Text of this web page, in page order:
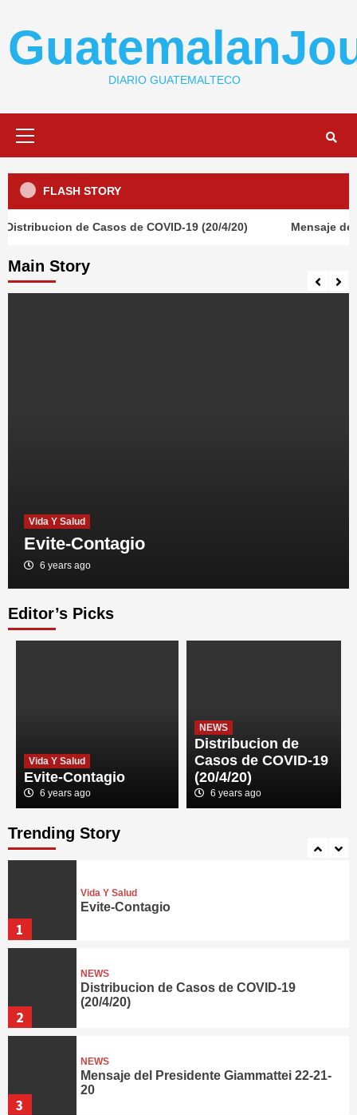
content
DIARIO GUATEMALTECO
FLASH STORY
de Casos de COVID-19 (20/4/20) Mensaje del
Main Story
Vida Y Salud
Evite-Contagio
6 years ago
Editor’s Picks
Vida Y Salud
Evite-Contagio
6 years ago
NEWS
Distribucion de
Casos de COVID-19
(20/4/20)
6 years ago
Trending Story
NEWS
Cuidar la salud es imprescindible
5
1
Vida Y Salud
Evite-Contagio
2
NEWS
Distribucion de Casos de COVID-19
(20/4/20)
3
NEWS
Mensaje del Presidente Giammattei 22-21-
20